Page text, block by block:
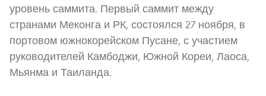
уровень саммита. Первый саммит между
странами Меконга и РК, состоялся 27 ноября, в
портовом южнокорейском Пусане, с участием
руководителей Камбоджи, Южной Кореи, Лаоса,
Мьянма и Таиланда.